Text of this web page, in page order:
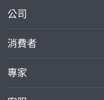
公司
關於我們
部落格
加入我們
消費者
買服務
專家
案件中心
繼續完成